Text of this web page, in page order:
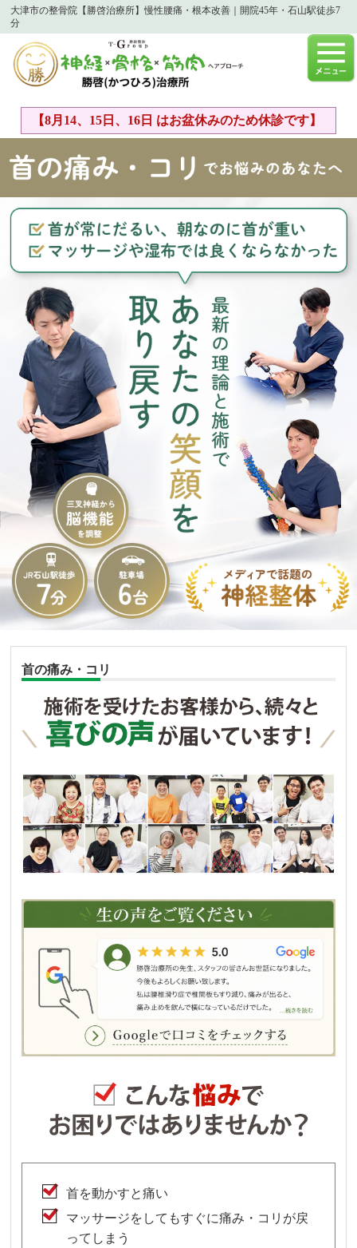
大津市の整骨院【勝啓治療所】慢性腰痛・根本改善｜開院45年・石山駅徒歩7
分
【8月14、15日、16日 はお盆休みのため休診です】
首の痛み・コリ
首を動かすと痛い
マッサージをしてもすぐに痛み・コリが戻
ってしまう